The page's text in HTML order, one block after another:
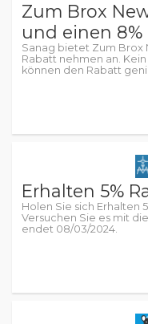
Zum Brox
und einen
Sanag bietet Zum Brox
Rabatt nehmen an.
können den Rabatt
Erhalten 5%
Holen Sie sich Erhalten
Versuchen Sie es mit
endet 08/03/2024.